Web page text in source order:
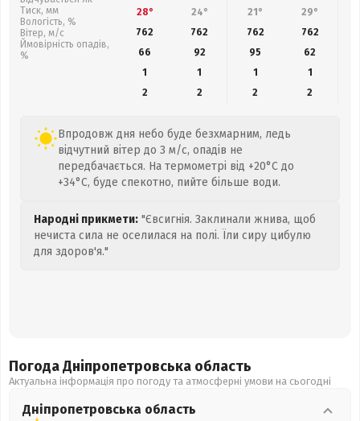
Тиск, мм
Вологість, %
Вітер, м/с
Ймовірність опадів,
%
28° 24° 21° 29°
762
762 762 762
66
92 95 62
1
1 1
1
2
2 2 2
Впродовж дня небо буде безхмарним, ледь
відчутний вітер до 3 м/с, опадів не
передбачається. На термометрі від +20°C до
+34°C, буде спекотно, пийте більше води.
Народні прикмети: "Євсигнія. Заклинали жнива, щоб
нечиста сила не оселилася на полі. Їли сиру цибулю
для здоров'я."
Погода Дніпропетровська область
Актуальна інформація про погоду та атмосферні умови на сьогодні
Дніпропетровська область